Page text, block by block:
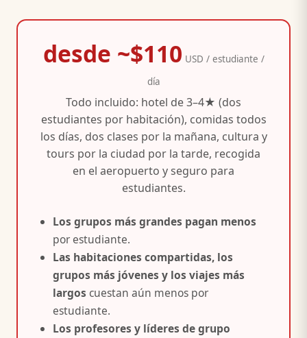
desde ~$110 USD / estudiante /
día
Todo incluido: hotel de 3–4★ (dos
estudiantes por habitación), comidas todos
los días, dos clases por la mañana, cultura y
tours por la ciudad por la tarde, recogida
en el aeropuerto y seguro para
estudiantes.
Los grupos más grandes pagan menos
por estudiante.
Las habitaciones compartidas, los
grupos más jóvenes y los viajes más
largos cuestan aún menos por
estudiante.
Los profesores y líderes de grupo